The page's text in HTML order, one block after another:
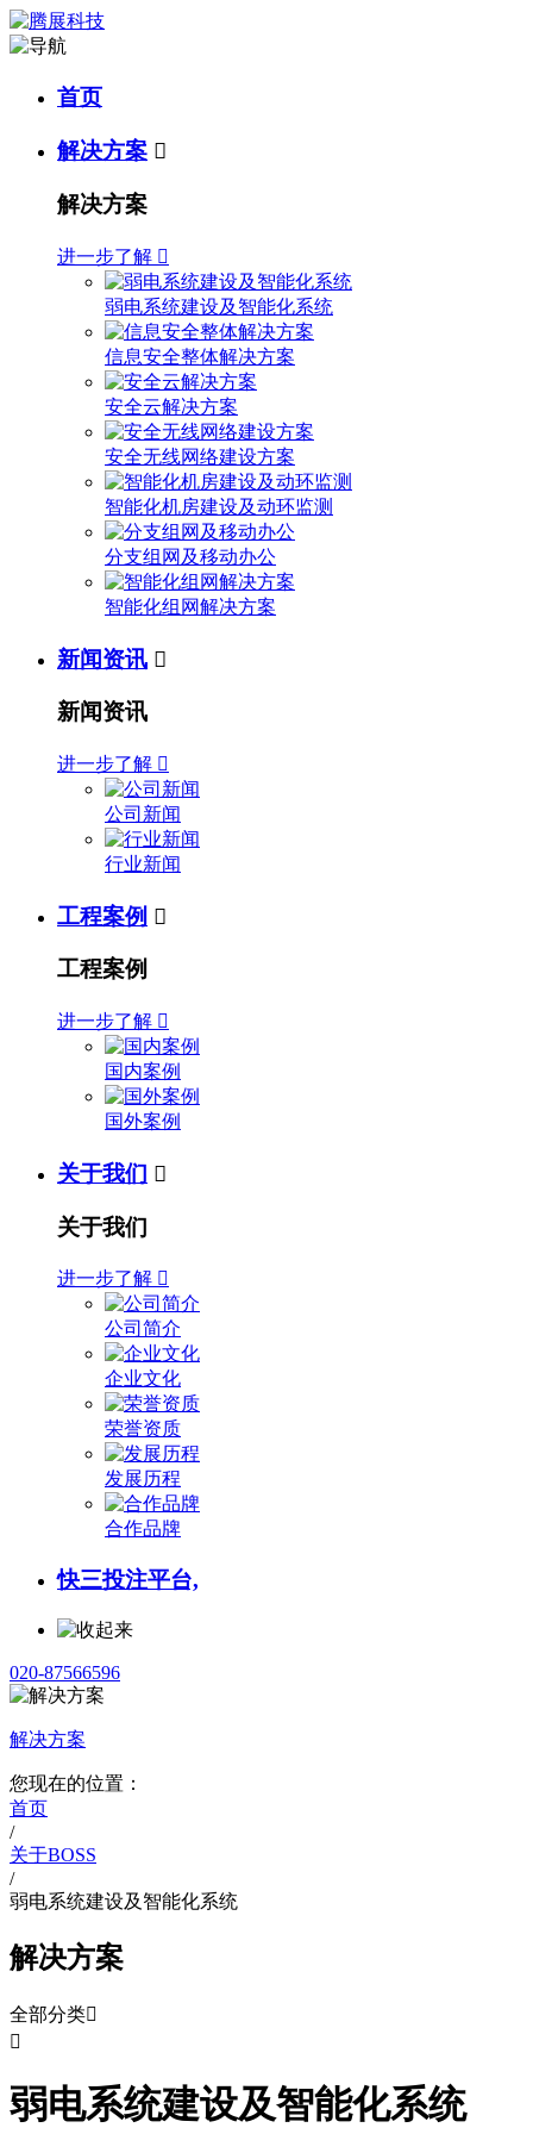
首页
解决方案 
解决方案
进一步了解 
弱电系统建设及智能化系统
信息安全整体解决方案
安全云解决方案
安全无线网络建设方案
智能化机房建设及动环监测
分支组网及移动办公
智能化组网解决方案
新闻资讯 
新闻资讯
进一步了解 
公司新闻
行业新闻
工程案例 
工程案例
进一步了解 
国内案例
国外案例
关于我们 
关于我们
进一步了解 
公司简介
企业文化
荣誉资质
发展历程
合作品牌
快三投注平台,
020-87566596
解决方案
您现在的位置：
首页
/
关于BOSS
/
弱电系统建设及智能化系统
解决方案
全部分类

弱电系统建设及智能化系统